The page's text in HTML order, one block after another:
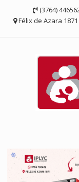
contenido
(3764)
Félix de Azara 1871